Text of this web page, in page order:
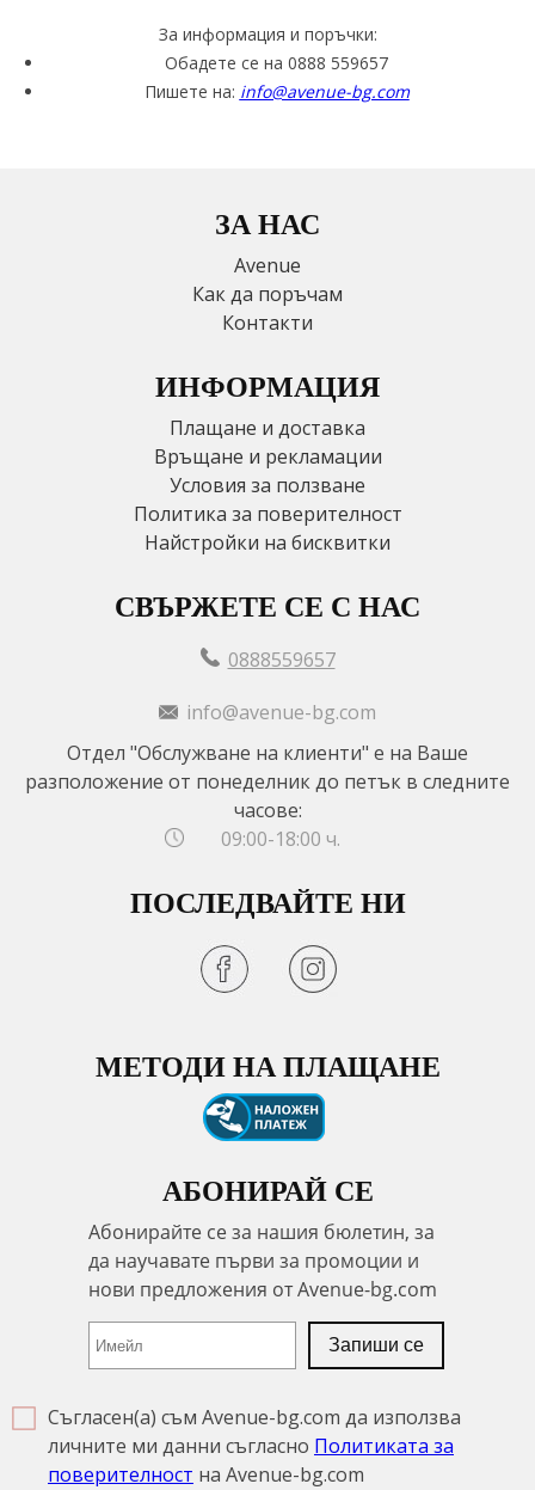
За информация и поръчки:
Обадете се на 0888 559657
Пишете на: info@avenue-bg.com
ЗА НАС
Avenue
Как да поръчам
Контакти
ИНФОРМАЦИЯ
Плащане и доставка
Връщане и рекламации
Условия за ползване
Политика за поверителност
Найстройки на бисквитки
СВЪРЖЕТЕ СЕ С НАС
0888559657
info@avenue-bg.com
Отдел "Обслужване на клиенти" е на Ваше
разположение от понеделник до петък в следните
часове:
09:00-18:00 ч.
ПОСЛЕДВАЙТЕ НИ
МЕТОДИ НА ПЛАЩАНЕ
АБОНИРАЙ СЕ
Съгласен(а) съм Avenue-bg.com да използва
личните ми данни съгласно Политиката за
поверителност на Avenue-bg.com